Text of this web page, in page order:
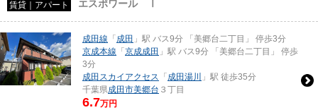
賃貸｜アパート エスポワール Ⅰ
成田線 「成田 」駅 バス9分 「美郷台二丁目」 停歩3分
京成本線 「京成成田 」駅 バス9分 「美郷台二丁目」 停歩
3分
成田スカイアクセス
「成田湯川
」駅 徒歩35分
千葉県成田市美郷台 ３丁目
6.7万円